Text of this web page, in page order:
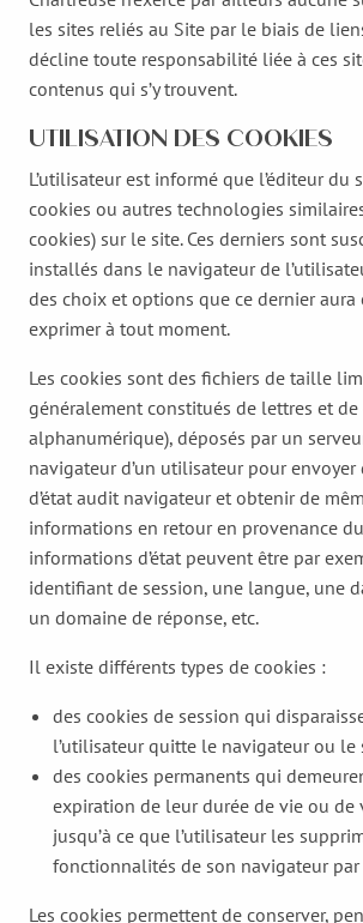
les sites reliés au Site par le biais de
décline toute responsabilité liée à ces
contenus qui s’y trouvent.
UTILISATION DES COOKIES
L’utilisateur est informé que l’éditeur du
cookies ou autres technologies
cookies) sur le site. Ces derniers sont
installés dans le navigateur de
des choix et options que ce dernier
exprimer à tout moment.
Les cookies sont des fichiers de taille
généralement constitués de lettres et
alphanumérique), déposés par un
navigateur d’un utilisateur pour
d’état audit navigateur et obtenir de
informations en retour en provenance
informations d’état peuvent être par
identifiant de session, une langue, une
un domaine de réponse, etc.
Il existe différents types de cookies :
des cookies de session qui
l’utilisateur quitte le navigateur ou le
des cookies permanents qui
expiration de leur durée de vie ou de
jusqu’à ce que l’utilisateur les
fonctionnalités de son navigateur
Les cookies permettent de conserver,